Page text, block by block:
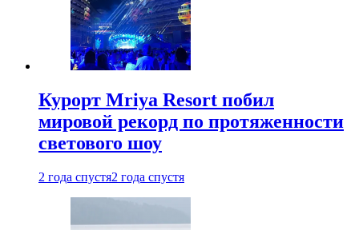
Курорт Mriya Resort побил
мировой рекорд по протяженности
светового шоу
2 года спустя2 года спустя